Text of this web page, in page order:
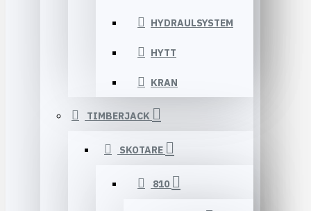
HYDRAULSYSTEM
HYTT
KRAN
TIMBERJACK
SKOTARE
810